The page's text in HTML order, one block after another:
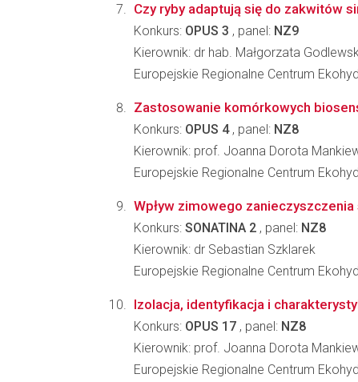
Czy ryby adaptują się do zakwitów
Konkurs: OPUS 3 , panel: NZ9
Kierownik: dr hab. Małgorzata
Europejskie Regionalne Centrum
Zastosowanie komórkowych
Konkurs: OPUS 4, panel: NZ8
Kierownik: prof. Joanna Dorota
Europejskie Regionalne Centrum
Wpływ zimowego
Konkurs: SONATINA 2 , panel: NZ8
Kierownik: dr Sebastian Szklarek
Europejskie Regionalne Centrum
Izolacja, identyfikacja i
Konkurs: OPUS 17 , panel: NZ8
Kierownik: prof. Joanna Dorota
Europejskie Regionalne Centrum